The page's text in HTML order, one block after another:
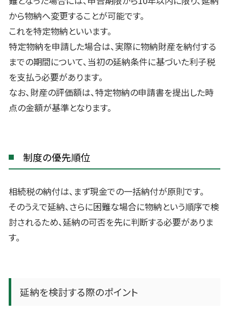
から物納へ変更することが可能です。
これを特定物納といいます。
特定物納を申請した場合は、実際に物納財産を納付する
までの期間について、当初の延納条件に基づいた利子税
を支払う必要があります。
なお、財産の評価額は、特定物納の申請書を提出した時
点の金額が基準となります。
制度の優先順位
相続税の納付は、まず現金での一括納付が原則です。
そのうえで延納、さらに困難な場合に物納という順序で検
討されるため、延納の可否を先に判断する必要がありま
す。
延納を検討する際のポイント